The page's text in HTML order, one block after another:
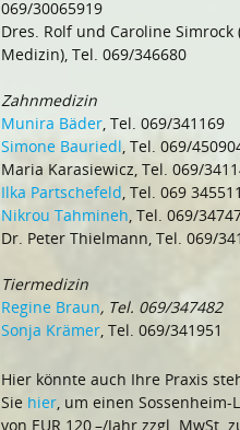
069/30065919
Dres. Rolf und Caroline Simrock
Medizin), Tel. 069/346680
Zahnmedizin
Munira Bäder, Tel. 069/341169
Simone Bauriedl, Tel. 069/
Maria Karasiewicz, Tel. 069/
Ilka Partschefeld, Tel. 069 345511
Nikrou Tahmineh, Tel. 069/
Dr. Peter Thielmann, Tel. 069/
Tiermedizin
Regine Braun, Tel. 069/347482
Sonja Krämer, Tel. 069/341951
Hier könnte auch Ihre Praxis
Sie hier, um einen Sossenheim-
von EUR 120,–/Jahr zzgl. MwSt.